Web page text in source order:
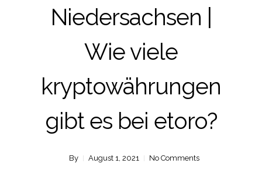
Niedersachsen |
Wie viele
kryptowährungen
gibt es bei etoro?
By August 1, 2021 No Comments